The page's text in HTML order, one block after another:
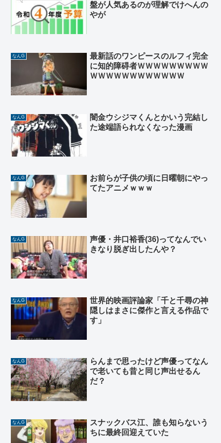
盤が人気あるのが理解でけへんの
やが
なんG
最新話のワンピースのルフィ完全
に知的障碍者ＷＷＷＷＷＷＷＷＷ
ＷＷＷＷＷＷＷＷＷＷＷＷ
なんG
闇金ウシジマくんとかいう完結し
た途端語られなくなった漫画
なんG
お前らが子供の頃に日曜朝にやっ
てたアニメｗｗｗ
なんG
声優・井口裕香(36)ってなんでい
きなり脱ぎ出したんや？
なんG
世界的映画評論家「千と千尋の神
隠しはまさに傑作と言える作品で
す」
なんG
らんまで思ったけど声優ってなん
で老いても昔と同じ声出せるん
だ？
なんG
スナックバス江、誰も知らないう
ちに最終回迎えていた